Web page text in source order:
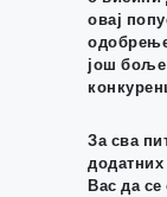
овај
још боље
За сва
Вас да